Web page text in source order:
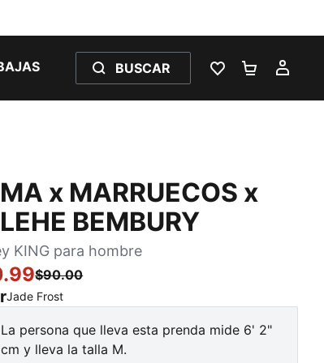
BUSCAR
LISTA DE
x MARRUECOS x
BEMBURY
KING para hombre
$90.00
Jade Frost:
La persona que lleva esta prenda mide 6' 2"
cm y lleva la talla M.